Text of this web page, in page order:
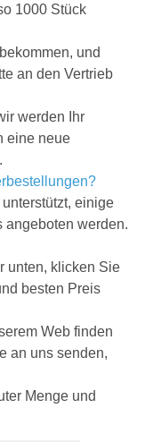
1000 Stück
und
an den Vertrieb
werden Ihr
eine neue
einige
angeboten werden.
unten, klicken Sie
besten Preis
Web finden
an uns senden,
Menge und